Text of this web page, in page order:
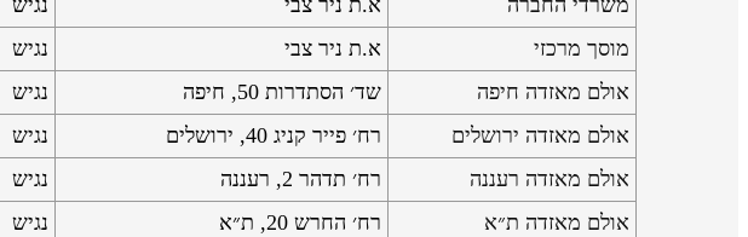
מוסך מרכזי
א.ת ניר צבי נגיש
אולם מאזדה חיפה
שד׳ הסתדרות 50, חיפה נגיש
אולם מאזדה ירושלים
רח׳ פייר קניג 40, ירושלים נגיש
אולם מאזדה רעננה
רח׳ תדהר 2, רעננה נגיש
אולם מאזדה ת״א
רח׳ החרש 20, ת״א נגיש